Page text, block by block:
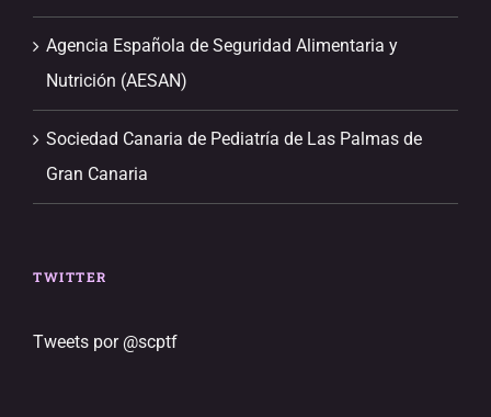
Agencia Española de Seguridad Alimentaria y
Nutrición (AESAN)
Sociedad Canaria de Pediatría de Las Palmas de
Gran Canaria
TWITTER
Tweets por @scptf